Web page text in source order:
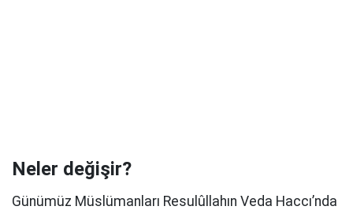
Neler değişir?
Günümüz Müslümanları Resulûllahın Veda Haccı’nda